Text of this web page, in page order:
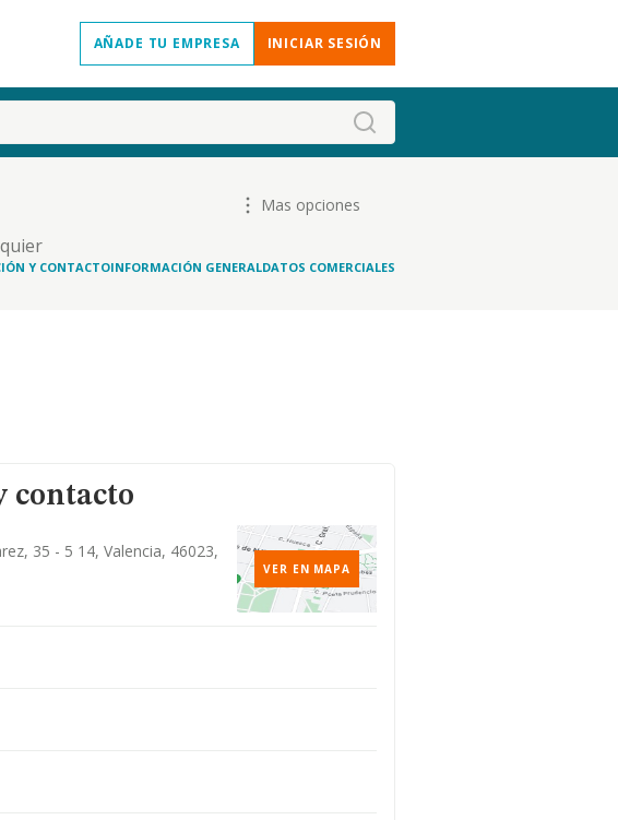
AÑADE TU EMPRESA INICIAR SESIÓN
Mas opciones
Y CONTACTOINFORMACIÓN GENERALDATOS COMERCIALES
contacto
35 - 5 14, Valencia, 46023,
VER EN MAPA